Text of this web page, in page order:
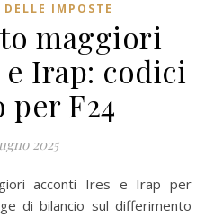
IMPOSTE
maggiori
Irap: codici
F24
2025
di bilancio sul differimento